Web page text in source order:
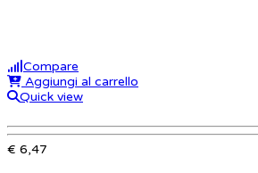
Compare
Aggiungi al carrello
Quick view
€ 6,47